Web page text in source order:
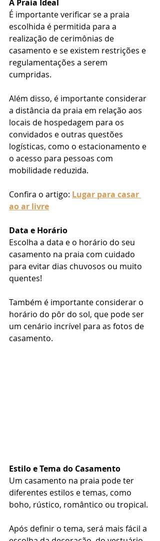
A Praia Ideal
É importante verificar se a praia
escolhida é permitida para a
realização de cerimônias de
casamento e se existem restrições e
regulamentações a serem
cumpridas.
Além disso, é importante considerar
a distância da praia em relação aos
locais de hospedagem para os
convidados e outras questões
logísticas, como o estacionamento e
o acesso para pessoas com
mobilidade reduzida.
Confira o artigo: Lugar para casar
ao ar livre
Data e Horário
Escolha a data e o horário do seu
casamento na praia com cuidado
para evitar dias chuvosos ou muito
quentes!
Também é importante considerar o
horário do pôr do sol, que pode ser
um cenário incrível para as fotos de
casamento.
Estilo e Tema do Casamento
Um casamento na praia pode ter
diferentes estilos e temas, como
boho, rústico, romântico ou tropical.
Após definir o tema, será mais fácil a